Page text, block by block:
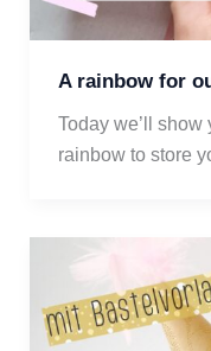
A rainbow for
Today we’ll
rainbow to store